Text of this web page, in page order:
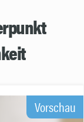
Vorschau